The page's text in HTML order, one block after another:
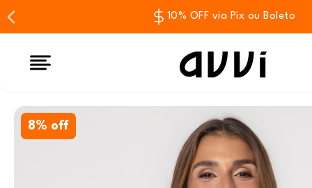
10% OFF via Pix ou Boleto
8% off